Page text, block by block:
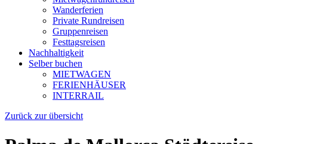
Wanderferien
Private Rundreisen
Gruppenreisen
Festtagsreisen
Nachhaltigkeit
Selber buchen
MIETWAGEN
FERIENHÄUSER
INTERRAIL
Zurück zur übersicht